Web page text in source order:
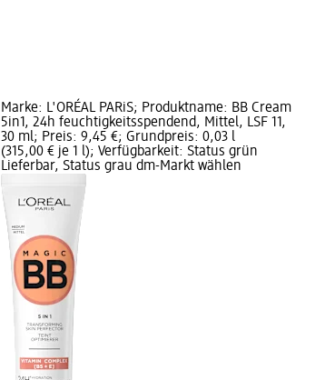
Marke: L'ORÉAL PARiS; Produktname: BB Cream
5in1, 24h feuchtigkeitsspendend, Mittel, LSF 11,
30 ml; Preis: 9,45 €; Grundpreis: 0,03 l
(315,00 € je 1 l); Verfügbarkeit: Status grün
Lieferbar, Status grau dm-Markt wählen